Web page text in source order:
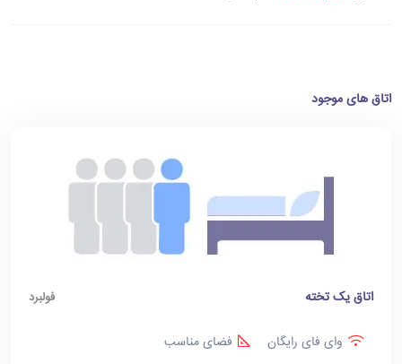
اتاق های موجود
اتاق یک تخته فولبرد
وای فای رایگان فضای مناسب